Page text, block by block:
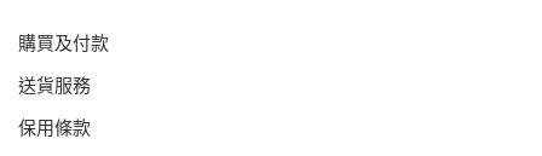
購買及付款
送貨服務
保用條款